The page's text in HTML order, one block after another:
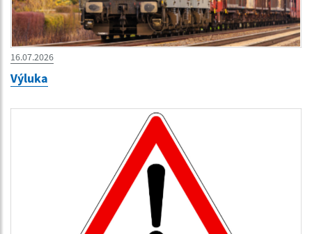
16.07.2026
Výluka